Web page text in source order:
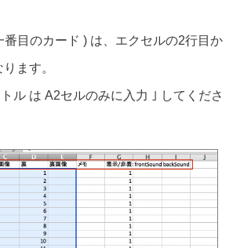
目のカード ) は、エクセルの2行目か
ます。
ル は A2セルのみに入力 ｣ してくださ